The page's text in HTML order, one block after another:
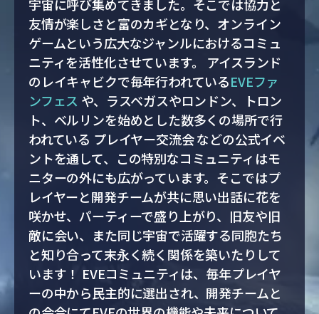
宇宙に呼び集めてきました。そこでは協力と
友情が楽しさと富のカギとなり、オンライン
ゲームという広大なジャンルにおけるコミュ
ニティを活性化させています。 アイスランド
のレイキャビクで毎年行われているEVEファ
ンフェス や、ラスベガスやロンドン、トロン
ト、ベルリンを始めとした数多くの場所で行
われている プレイヤー交流会 などの公式イベ
ントを通して、この特別なコミュニティはモ
ニターの外にも広がっています。そこではプ
レイヤーと開発チームが共に思い出話に花を
咲かせ、パーティーで盛り上がり、旧友や旧
敵に会い、また同じ宇宙で活躍する同胞たち
と知り合って末永く続く関係を築いたりして
います！ EVEコミュニティは、毎年プレイヤ
ーの中から民主的に選出され、開発チームと